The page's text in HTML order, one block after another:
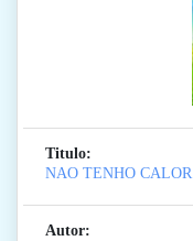
Titulo:
NAO TENHO CALOR
Autor: